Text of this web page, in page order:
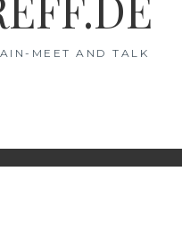
MEET AND TALK